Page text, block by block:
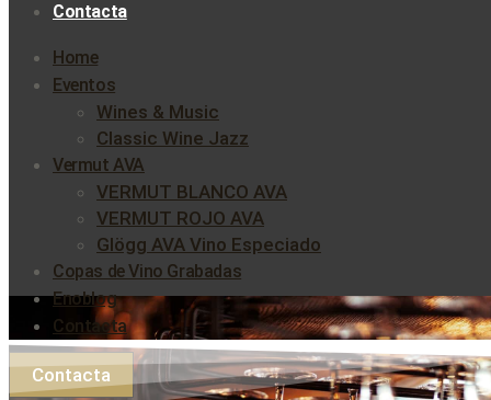
Contacta
Home
Eventos
Wines & Music
Classic Wine Jazz
Vermut AVA
VERMUT BLANCO AVA
VERMUT ROJO AVA
Glögg AVA Vino Especiado
Copas de Vino Grabadas
Enoblog
Contacta
Contacta